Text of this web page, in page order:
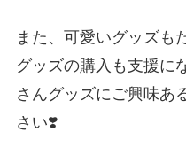
また、可愛いグッズも
グッズの購入も支援に
さんグッズにご興味あ
さい❣️